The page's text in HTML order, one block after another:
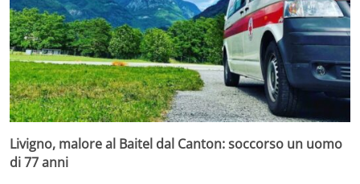
Livigno, malore al Baitel dal Canton: soccorso un uomo
di 77 anni